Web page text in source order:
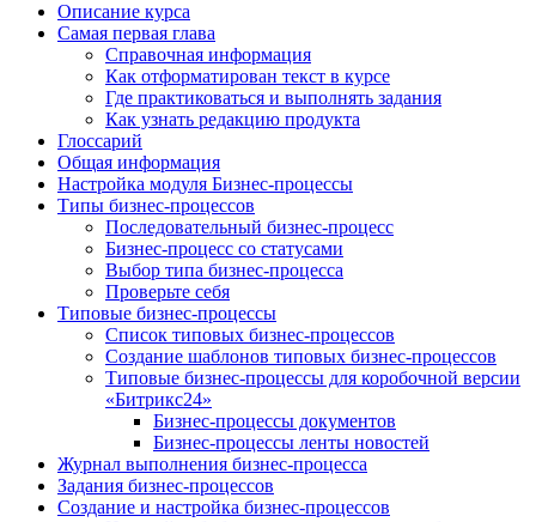
Описание курса
Самая первая глава
Справочная информация
Как отформатирован текст в курсе
Где практиковаться и выполнять задания
Как узнать редакцию продукта
Глоссарий
Общая информация
Настройка модуля Бизнес-процессы
Типы бизнес-процессов
Последовательный бизнес-процесс
Бизнес-процесс со статусами
Выбор типа бизнес-процесса
Проверьте себя
Типовые бизнес-процессы
Список типовых бизнес-процессов
Создание шаблонов типовых бизнес-процессов
Типовые бизнес-процессы для коробочной версии
«Битрикс24»
Бизнес-процессы документов
Бизнес-процессы ленты новостей
Журнал выполнения бизнес-процесса
Задания бизнес-процессов
Создание и настройка бизнес-процессов